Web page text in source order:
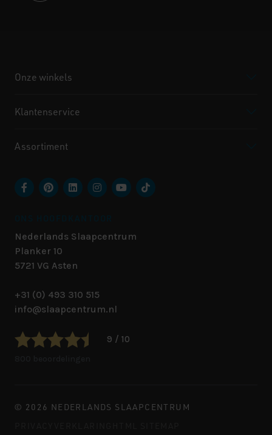
Onze winkels
Klantenservice
Assortiment
Nederlands Slaapcentrum
Planker 10
5721 VG Asten
+31 (0) 493 310 515
info@slaapcentrum.nl
9 / 10
© 2026 NEDERLANDS SLAAPCENTRUM